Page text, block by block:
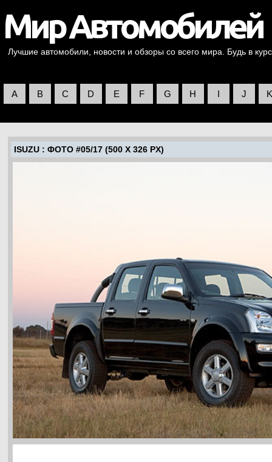
Лучшие автомобили, новости и обзоры со всего мира. Будь в
A B C D E F G H I J K
ISUZU : ФОТО #05/17 (500 X 326 PX)